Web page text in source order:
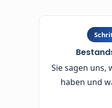
Sie sagen uns,
haben und